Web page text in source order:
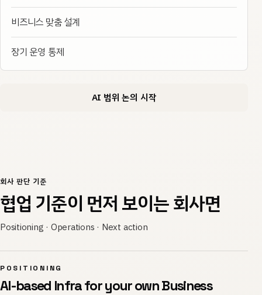
비즈니스 맞춤 설계
장기 운영 통제
AI 범위 논의 시작
회사 판단 기준
협업 기준이 먼저 보이는 회사면
Positioning · Operations · Next action
POSITIONING
AI-based Infra for your own Business